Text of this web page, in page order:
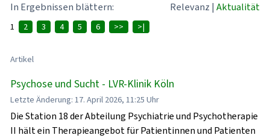
In Ergebnissen blättern:
Relevanz | Aktualität
1 2 3 4 5 6 >> >|
Artikel
Psychose und Sucht - LVR-Klinik Köln
Letzte Änderung: 17. April 2026, 11:25 Uhr
Die Station 18 der Abteilung Psychiatrie und Psychotherapie
II hält ein Therapieangebot für Patientinnen und Patienten